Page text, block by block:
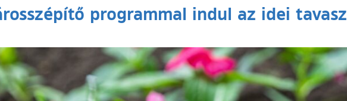
programmal indul az idei tavasz